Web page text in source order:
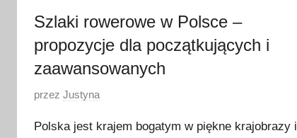
Szlaki rowerowe w Polsce –
propozycje dla początkujących i
zaawansowanych
O
u
przez Justyna
Polska jest krajem bogatym w piękne krajobrazy i